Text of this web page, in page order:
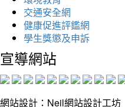
交通安全網
健康促進評鑑網
學生獎懲及申訴
宣導網站
網站設計：Neil網站設計工坊